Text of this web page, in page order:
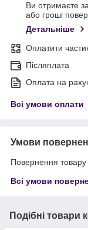
Ви отримаєте
або гроші
Детальніше
Оплатити
Післяплата
Оплата на
Всі умови оплати
Умови
Повернення
Всі умови
Подібні товари